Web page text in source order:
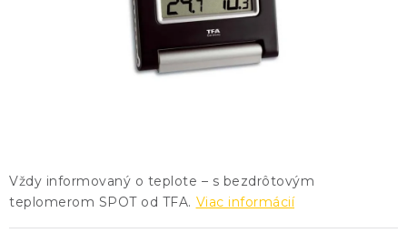
Vždy informovaný o teplote – s bezdrôtovým
teplomerom SPOT od TFA. Viac informácií